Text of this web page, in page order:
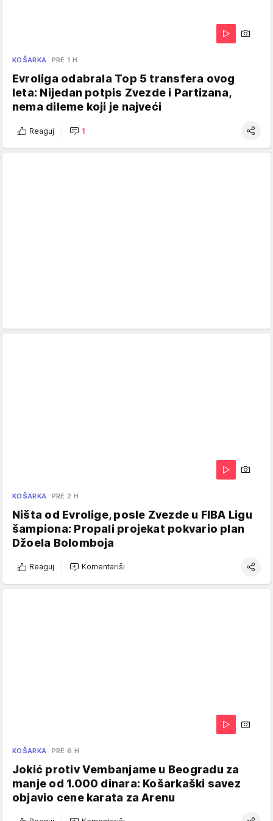
KOŠARKA PRE 1 H
Evroliga odabrala Top 5 transfera ovog
leta: Nijedan potpis Zvezde i Partizana,
nema dileme koji je najveći
Reaguj 1
KOŠARKA PRE 2 H
Ništa od Evrolige, posle Zvezde u FIBA Ligu
šampiona: Propali projekat pokvario plan
Džoela Bolomboja
Reaguj Komentariši
KOŠARKA PRE 6 H
Jokić protiv Vembanjame u Beogradu za
manje od 1.000 dinara: Košarkaški savez
objavio cene karata za Arenu